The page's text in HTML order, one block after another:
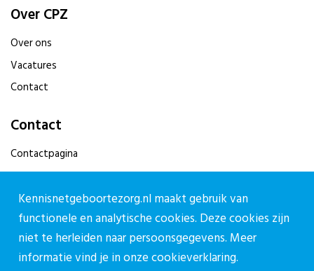
Over CPZ
Over ons
Vacatures
Contact
Contact
Contactpagina
030-27 39 786
cpz@stichtingcpz.nl
Mercatorlaan 1200, 3528 BL Utrecht
Blijf op de hoogte
Kennisnetgeboortezorg.nl maakt gebruik van
functionele en analytische cookies. Deze cookies zijn
niet te herleiden naar persoonsgegevens. Meer
informatie vind je in onzecookieverklaring.